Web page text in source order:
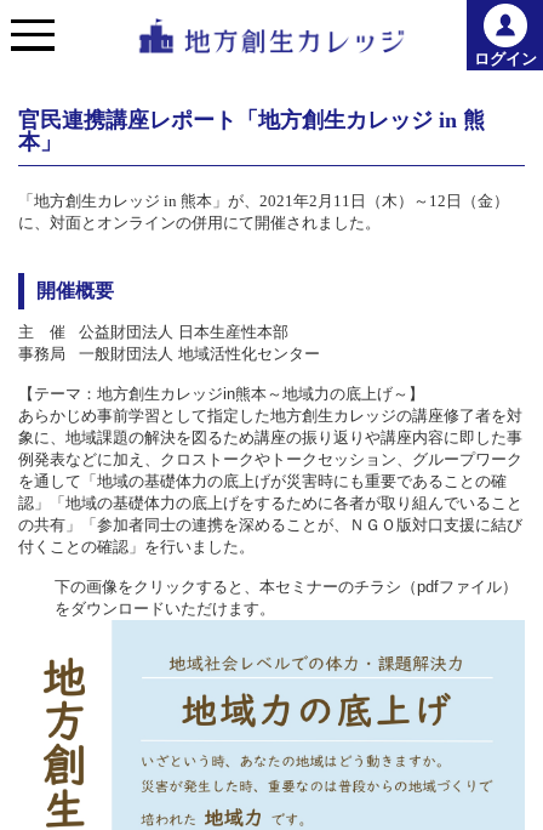
ログイン
官民連携講座レポート「地方創生カレッジ in 熊
本」
「地方創生カレッジ in 熊本」が、2021年2月11日（木）～12日（金）
に、対面とオンラインの併用にて開催されました。
開催概要
主 催
公益財団法人 日本生産性本部
事務局
一般財団法人 地域活性化センター
【テーマ：地方創生カレッジin熊本～地域力の底上げ～】
あらかじめ事前学習として指定した地方創生カレッジの講座修了者を対
象に、地域課題の解決を図るため講座の振り返りや講座内容に即した事
例発表などに加え、クロストークやトークセッション、グループワーク
を通して「地域の基礎体力の底上げが災害時にも重要であることの確
認」「地域の基礎体力の底上げをするために各者が取り組んでいること
の共有」「参加者同士の連携を深めることが、ＮＧＯ版対口支援に結び
付くことの確認」を行いました。
下の画像をクリックすると、本セミナーのチラシ（pdfファイル）
をダウンロードいただけます。